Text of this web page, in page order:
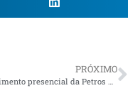
PRÓXIMO
Atendimento presencial da Petros no Rio tem novo endereço